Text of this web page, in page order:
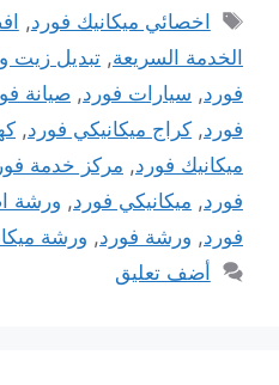
الوسوم
اخصائي ميكانيك فورد,
الخدمة السريعة, تبديل زيت
فورد, سيارات فورد, صيانة
فورد, كراج ميكانيكي فورد,
ميكانيك فورد, مركز خدمة
فورد, ميكانيكي فورد, ورشة
فورد, ورشة فورد, ورشة
أضف تعليق